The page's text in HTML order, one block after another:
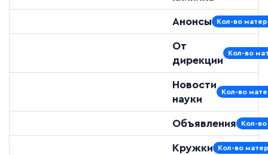
Анонсы Кол-во
От
дирекции
Кол-во
Новости
науки
Кол-во
Объявления Кол-во
Кружки Кол-во